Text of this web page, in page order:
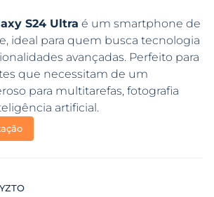
S24 Ultra é um smartphone de
ideal para quem busca tecnologia
avançadas. Perfeito para
que necessitam de um
para multitarefas, fotografia
artificial.